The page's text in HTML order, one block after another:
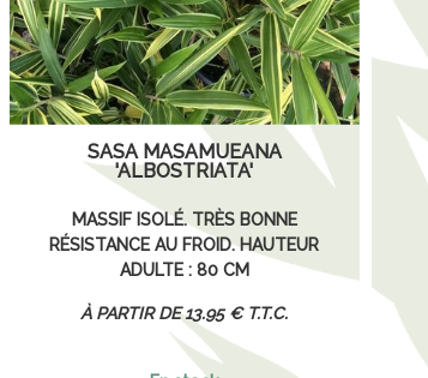
SASA MASAMUEANA
'ALBOSTRIATA'
MASSIF ISOLÉ. TRÈS BONNE
RÉSISTANCE AU FROID. HAUTEUR
ADULTE : 80 CM
13.95 € T.T.C.